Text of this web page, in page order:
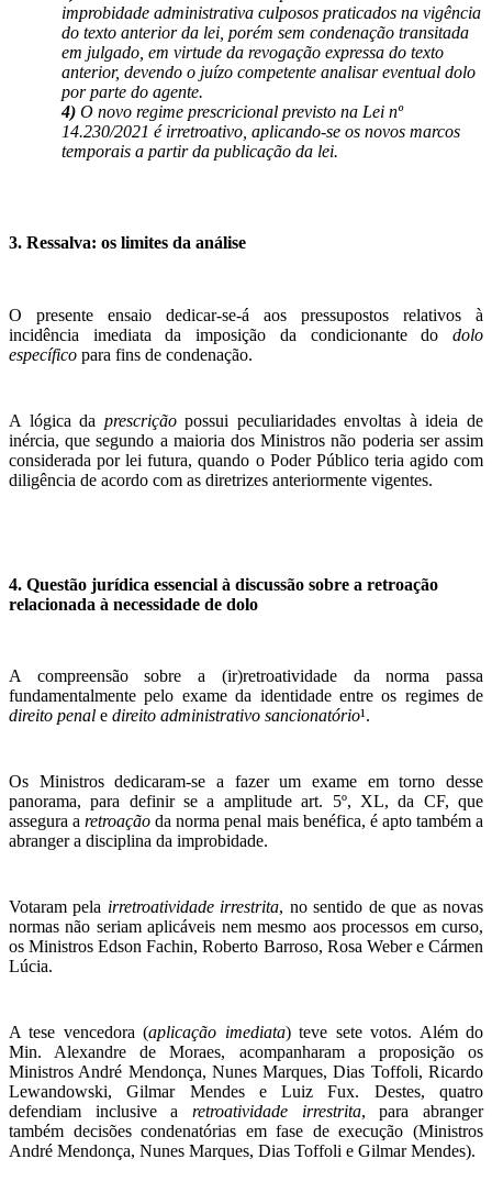
improbidade administrativa culposos praticados na vigência
do texto anterior da lei, porém sem condenação transitada
em julgado, em virtude da revogação expressa do texto
anterior, devendo o juízo competente analisar eventual dolo
por parte do agente.
4) O novo regime prescricional previsto na Lei nº
14.230/2021 é irretroativo, aplicando-se os novos marcos
temporais a partir da publicação da lei.
3. Ressalva: os limites da análise
O presente ensaio dedicar-se-á aos pressupostos relativos à
incidência imediata da imposição da condicionante do dolo
específico para fins de condenação.
A lógica da prescriçãopossui peculiaridades envoltas à ideia de
inércia, que segundo a maioria dos Ministros não poderia ser assim
considerada por lei futura, quando o Poder Público teria agido com
diligência de acordo com as diretrizes anteriormente vigentes.
4. Questão jurídica essencial à discussão sobre a retroação
relacionada à necessidade de dolo
A compreensão sobre a (ir)retroatividade da norma passa
fundamentalmente pelo exame da identidade entre os regimes de
direito penal e direito administrativo sancionatório¹.
Os Ministros dedicaram-se a fazer um exame em torno desse
panorama, para definir se a amplitude art. 5º, XL, da CF, que
assegura aretroação da norma penal mais benéfica, é apto também a
abranger a disciplina da improbidade.
Votaram pela irretroatividade irrestrita, no sentido de que as novas
normas não seriam aplicáveis nem mesmo aos processos em curso,
os Ministros Edson Fachin, Roberto Barroso, Rosa Weber e Cármen
Lúcia.
A tese vencedora (aplicação imediata) teve sete votos. Além do
Min. Alexandre de Moraes, acompanharam a proposição os
Ministros André Mendonça, Nunes Marques, Dias Toffoli, Ricardo
Lewandowski, Gilmar Mendes e Luiz Fux. Destes, quatro
defendiam inclusive a retroatividade irrestrita, para abranger
também decisões condenatórias em fase de execução (Ministros
André Mendonça, Nunes Marques, Dias Toffoli e Gilmar Mendes).